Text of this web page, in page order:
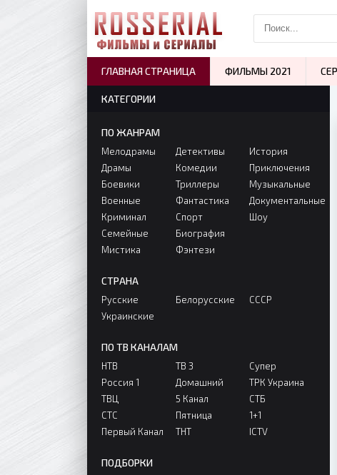
КАТЕГОРИИ
ПО ЖАНРАМ
Мелодрамы
Драмы
Боевики
Военные
Криминал
Семейные
Мистика
Детективы
Комедии
Триллеры
Фантастика
Спорт
Биография
Фэнтези
История
Приключения
Музыкальные
Документальные
Шоу
СТРАНА
Русские
Украинские
Белорусские СССР
ПО ТВ КАНАЛАМ
НТВ
Россия 1
ТВЦ
СТС
Первый Канал
ТВ 3
Домашний
5 Канал
Пятница
ТНТ
Супер
ТРК Украина
СТБ
1+1
ICTV
ПОДБОРКИ
ГЛАВНАЯ СТРАНИЦА ФИЛЬМЫ 2021